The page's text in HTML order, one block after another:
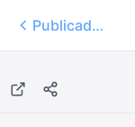
Publicados